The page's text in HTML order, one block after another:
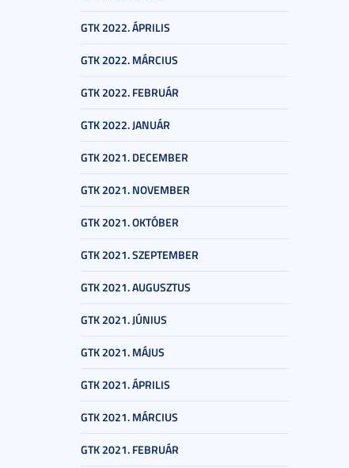
GTK 2022. ÁPRILIS
GTK 2022. MÁRCIUS
GTK 2022. FEBRUÁR
GTK 2022. JANUÁR
GTK 2021. DECEMBER
GTK 2021. NOVEMBER
GTK 2021. OKTÓBER
GTK 2021. SZEPTEMBER
GTK 2021. AUGUSZTUS
GTK 2021. JÚNIUS
GTK 2021. MÁJUS
GTK 2021. ÁPRILIS
GTK 2021. MÁRCIUS
GTK 2021. FEBRUÁR